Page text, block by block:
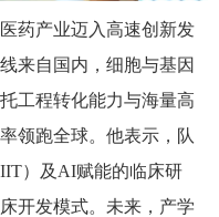
药产业迈入高速创新发
来自国内，细胞与基因
工程转化能力与海量高
领跑全球。他表示，队
IIT）及 AI赋能的临床研
开发模式。未来，产学